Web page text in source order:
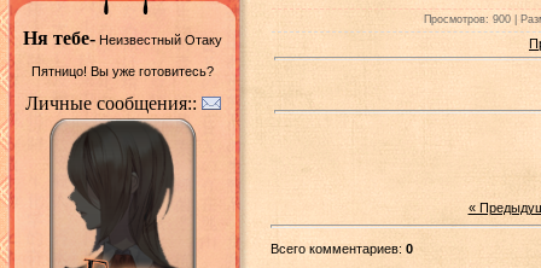
Ня тебе- Неизвестный Отаку
Пятницо! Вы уже готовитесь?
Личные сообщения::
Просмотров: 900 |
«
Всего комментариев: 0